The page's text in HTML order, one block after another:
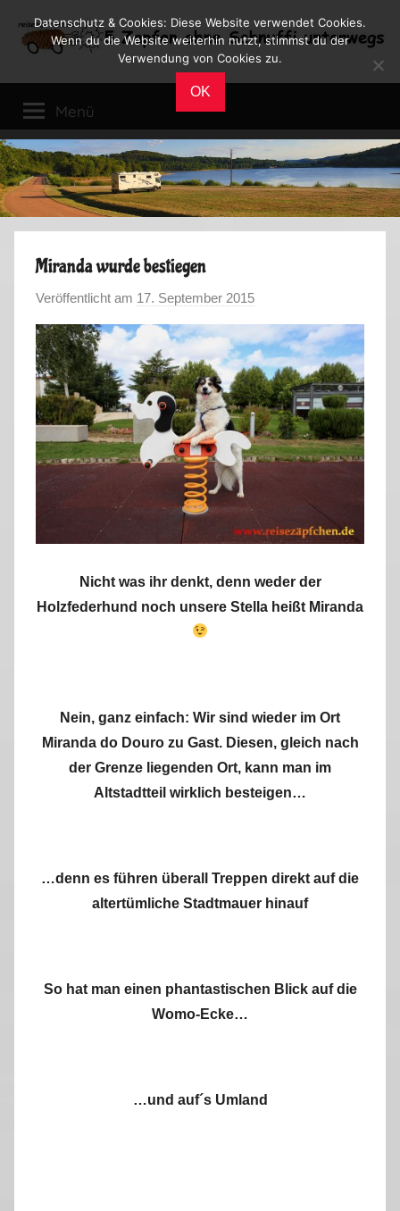
Inhalt
Reiseblog
Leben
im
Wohnmobil
Menü
Miranda wurde bestiegen
Veröffentlicht am 17. September 2015
o
n
M
a
r
k
u
Nicht was ihr denkt, denn weder der
Holzfederhund noch unsere Stella heißt Miranda
Nein, ganz einfach: Wir sind wieder im Ort
Miranda do Douro zu Gast. Diesen, gleich nach
der Grenze liegenden Ort, kann man im
Altstadtteil wirklich besteigen…
…denn es führen überall Treppen direkt auf die
altertümliche Stadtmauer hinauf
So hat man einen phantastischen Blick auf die
Womo-Ecke…
…und auf´s Umland
Datenschutz & Cookies: Diese Website verwendet Cookies.
Wenn du die Website weiterhin nutzt, stimmst du der
Verwendung von Cookies zu.
OK